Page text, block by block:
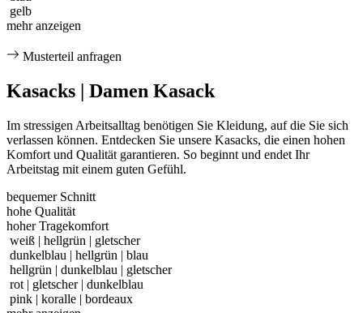
gelb
mehr anzeigen
Musterteil anfragen
Kasacks | Damen Kasack
Im stressigen Arbeitsalltag benötigen Sie Kleidung, auf die Sie sich
verlassen können. Entdecken Sie unsere Kasacks, die einen hohen
Komfort und Qualität garantieren. So beginnt und endet Ihr
Arbeitstag mit einem guten Gefühl.
bequemer Schnitt
hohe Qualität
hoher Tragekomfort
weiß | hellgrün | gletscher
dunkelblau | hellgrün | blau
hellgrün | dunkelblau | gletscher
rot | gletscher | dunkelblau
pink | koralle | bordeaux